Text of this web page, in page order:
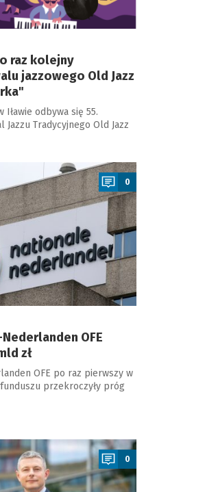
raz kolejny
jazzowego Old Jazz
Iławie odbywa się 55.
Jazzu Tradycyjnego Old Jazz
0
OFE
zł
OFE po raz pierwszy w
przekroczyły próg
0